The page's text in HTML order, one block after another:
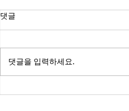
댓글
댓글을 입력하세요.